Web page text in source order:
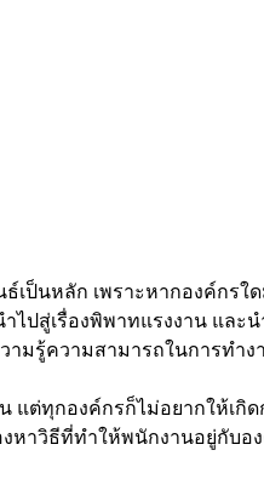
เป็นหลัก เพราะหากองค์กร
สู่เรื่องพิพาทแรงงาน และ
มรู้ความสามารถในการทำ
ต่ทุกองค์กรก็ไม่อยากให้เ
าวิธีที่ทำให้พนักงานอยู่กับ